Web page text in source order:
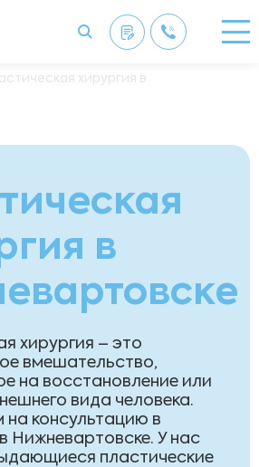
хирургия в
в
хирургия – это
вмешательство,
на восстановление или
вида человека.
консультацию в
Нижневартовске. У нас
пластические